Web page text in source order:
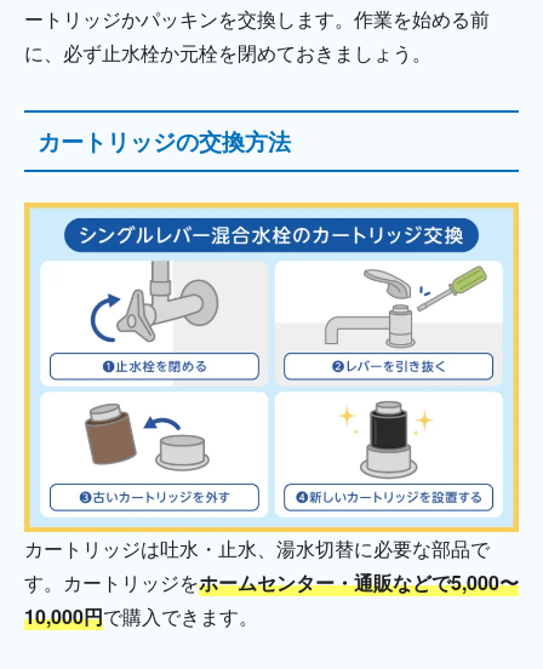
ートリッジかパッキンを交換します。作業を始める前
に、必ず止水栓か元栓を閉めておきましょう。
カートリッジの交換方法
カートリッジは吐水・止水、湯水切替に必要な部品で
す。カートリッジをホームセンター・通販などで5,000〜
10,000円で購入できます。